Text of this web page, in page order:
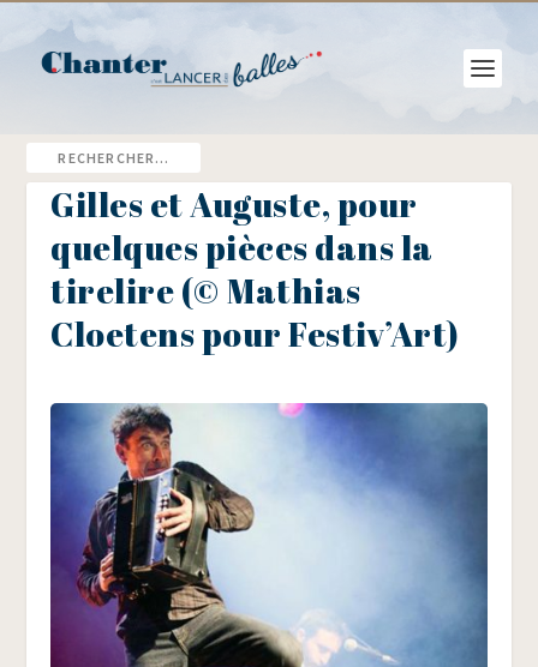
Gilles et Auguste, pour
quelques pièces dans la
tirelire (© Mathias
Cloetens pour Festiv’Art)